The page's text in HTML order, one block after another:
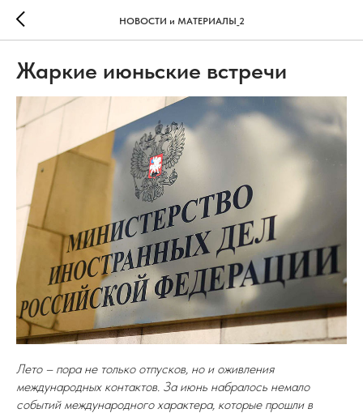
НОВОСТИ и МАТЕРИАЛЫ_2
Жаркие июньские встречи
Лето – пора не только отпусков, но и оживления
международных контактов. За июнь набралось немало
событий международного характера, которые прошли в